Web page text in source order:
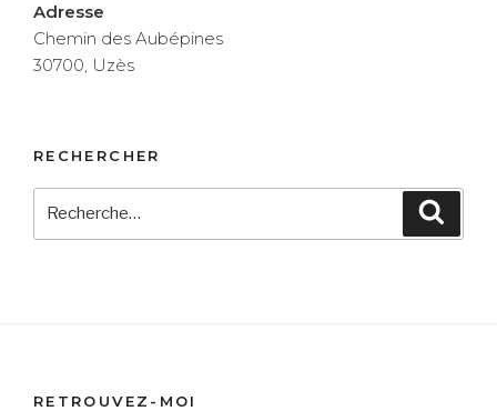
Adresse
Chemin des Aubépines
30700, Uzès
RECHERCHER
RETROUVEZ-MOI